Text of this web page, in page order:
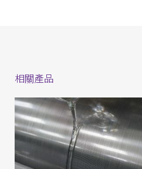
相關產品